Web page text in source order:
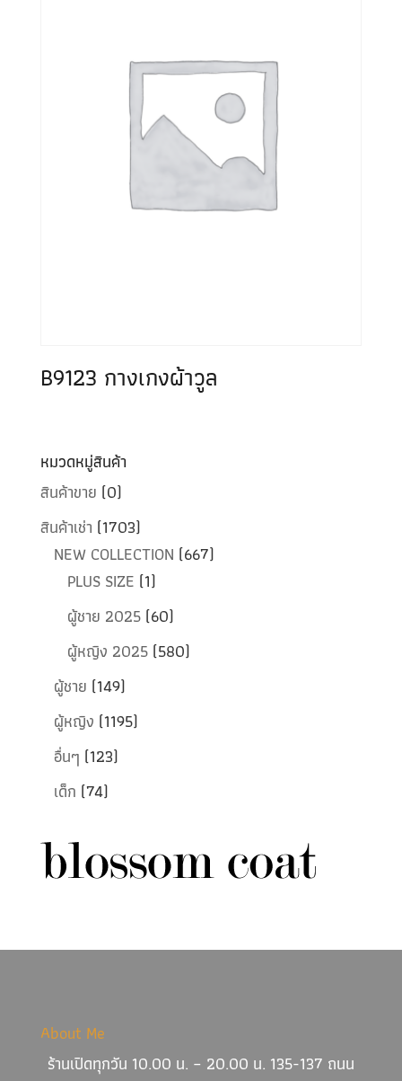
B9123 กางเกงผ้าวูล
หมวดหมู่สินค้า
สินค้าขาย (0)
สินค้าเช่า (1703)
NEW COLLECTION (667)
PLUS SIZE (1)
ผู้ชาย 2025 (60)
ผู้หญิง 2025 (580)
ผู้ชาย (149)
ผู้หญิง (1195)
อื่นๆ (123)
เด็ก (74)
About Me
ร้านเปิดทุกวัน 10.00 น. – 20.00 น. 135-137 ถนน